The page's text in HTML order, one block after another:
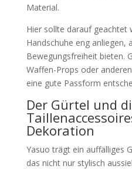
Material.
Hier sollte darauf geachtet
Handschuhe eng anliegen,
Bewegungsfreiheit bieten.
Waffen-Props oder
eine gute Passform
Der Gürtel und
Dekoration
Yasuo trägt ein auffälliges
das nicht nur stylisch